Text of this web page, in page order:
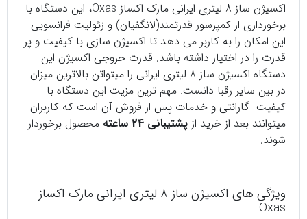
اکسیژن ساز
8 لیتری ایرانی مارک اکساز Oxas، این دستگاه با
برخورداری از کمپرسور قدرتمند(لانگفیان) و زئولیت فرانسویی
این امکان را به کاربر می دهد تا اکسیژن سازی با کیفیت و پر
قدرت را در اختیار داشته باشد. قدرت خروجی اکسیژن این
دستگاه اکسیژن ساز 8 لیتری ایرانی را میتواتن بالاترین میزان
در بین سایر رقبا دانست. مهم ترین مزیت این دستگاه با
کیفیت گارانتی و خدمات پس از فروش آن است که کاربران
میتوانند بعد از خرید از پشتیبانی 24 ساعته
محصول برخوردار
شوند.
ویژگی های اکسیژن ساز 8 لیتری ایرانی مارک اکساز
Oxas